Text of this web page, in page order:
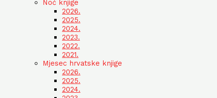
Noć knjige
2026.
2025.
2024.
2023.
2022.
2021.
Mjesec hrvatske knjige
2026.
2025.
2024.